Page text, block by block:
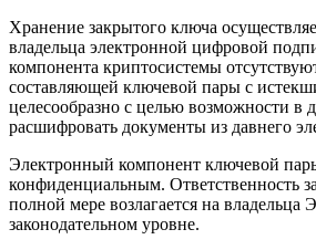
Хранение закрытого ключа
владельца электронной цифровой
компонента криптосистемы
составляющей ключевой пары с
целесообразно с целью возможности в
расшифровать документы из давнего
Электронный компонент ключевой
конфиденциальным. Ответственность
полной мере возлагается на
законодательном уровне.